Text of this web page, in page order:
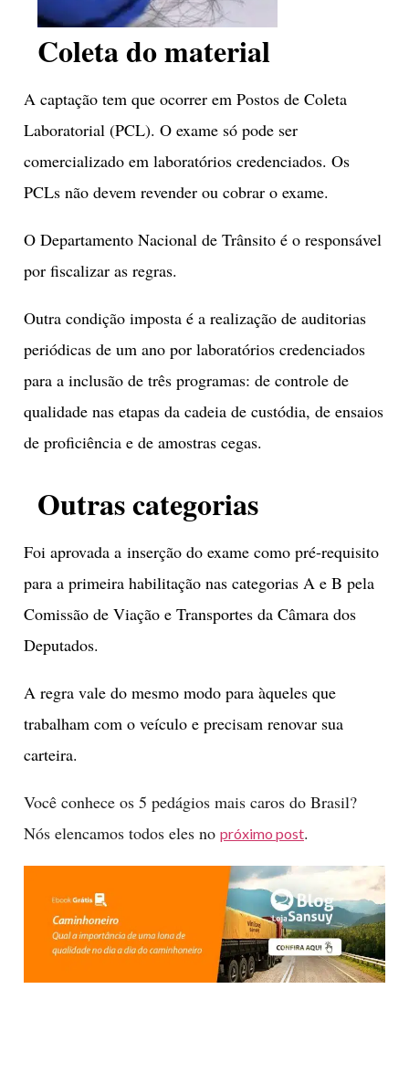
Coleta do material
A captação tem que ocorrer em Postos de Coleta
Laboratorial (PCL). O exame só pode ser
comercializado em laboratórios credenciados. Os
PCLs não devem revender ou cobrar o exame.
O Departamento Nacional de Trânsito é o responsável
por fiscalizar as regras.
Outra condição imposta é a realização de auditorias
periódicas de um ano por laboratórios credenciados
para a inclusão de três programas: de controle de
qualidade nas etapas da cadeia de custódia, de ensaios
de proficiência e de amostras cegas.
Outras categorias
Foi aprovada a inserção do exame como pré-requisito
para a primeira habilitação nas categorias A e B pela
Comissão de Viação e Transportes da Câmara dos
Deputados.
A regra vale do mesmo modo para àqueles que
trabalham com o veículo e precisam renovar sua
carteira.
Você conhece os 5 pedágios mais caros do Brasil?
Nós elencamos todos eles no próximo post.